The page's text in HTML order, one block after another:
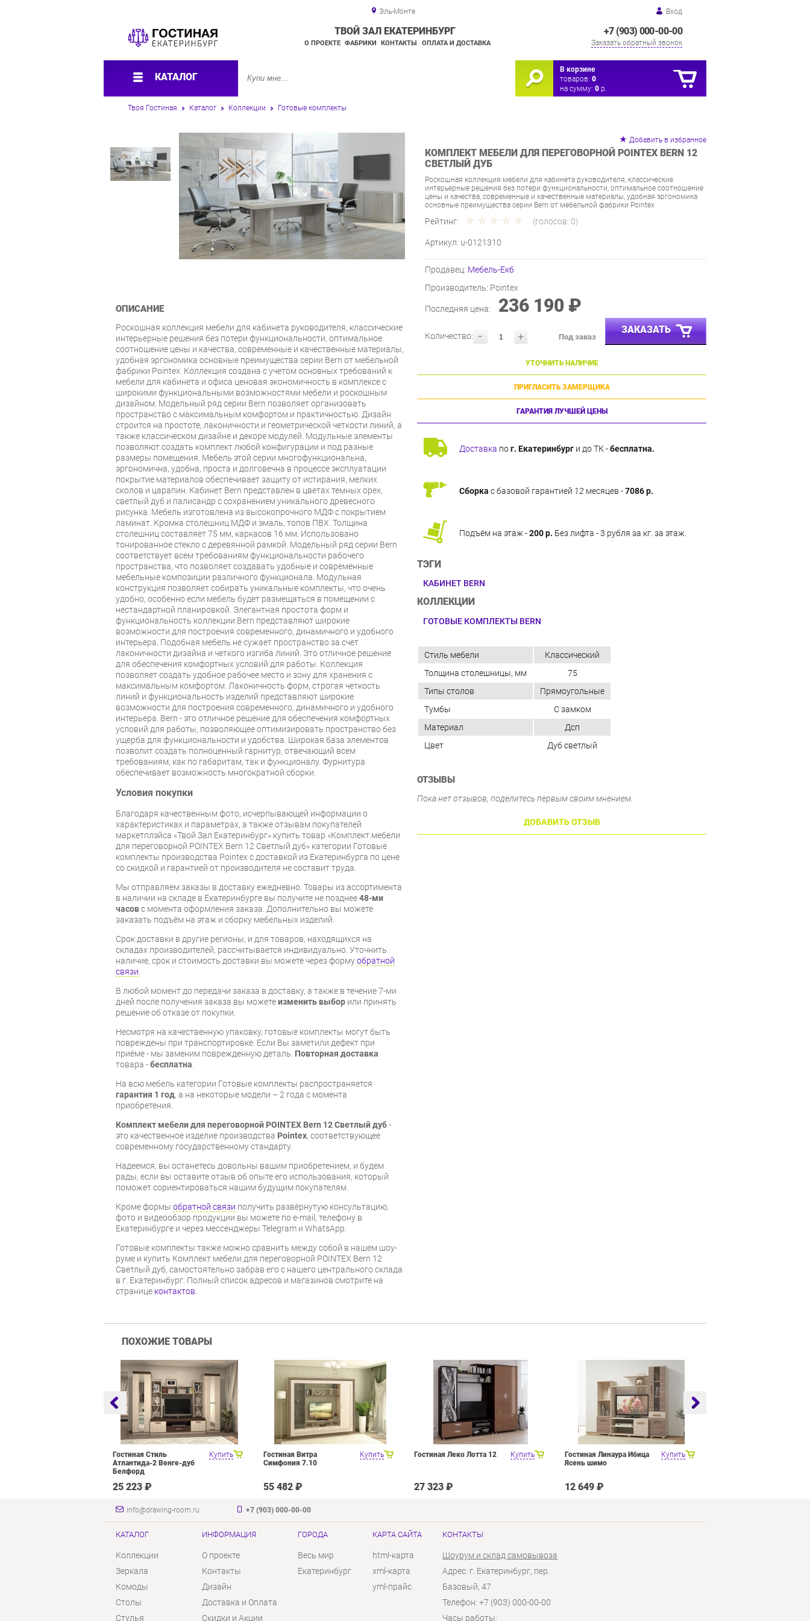
Эль-Монте Вход
+7 (903) 000-00-00
Заказать обратный звонок
ТВОЙ ЗАЛ ЕКАТЕРИНБУРГ
О ПРОЕКТЕ ФАБРИКИ КОНТАКТЫ ОПЛАТА И ДОСТАВКА
КАТАЛОГ
В корзине
товаров: 0
на сумму: 0 р.
Твоя Гостиная Каталог Коллекции Готовые комплекты
Добавить в избранное
КОМПЛЕКТ МЕБЕЛИ ДЛЯ ПЕРЕГОВОРНОЙ POINTEX BERN 12
СВЕТЛЫЙ ДУБ
Роскошная коллекция мебели для кабинета руководителя, классические
интерьерные решения без потери функциональности, оптимальное соотношение
цены и качества, современные и качественные материалы, удобная эргономика
основные преимущества серии Bern от мебельной фабрики Pointex
Рейтинг: (голосов: 0)
Артикул: u-0121310
Продавец: Мебель-Екб
Производитель: Pointex
Последняя цена: 236 190 ₽
- +
Количество: Под заказ
ЗАКАЗАТЬ
УТОЧНИТЬ НАЛИЧИЕ
ПРИГЛАСИТЬ ЗАМЕРЩИКА
ГАРАНТИЯ ЛУЧШЕЙ ЦЕНЫ
Доставка пог. Екатеринбург и до ТК -бесплатна.
Сборка с базовой гарантией 12 месяцев -7086 р.
Подъём на этаж -200 р. Без лифта - 3 рубля за кг. за этаж.
ТЭГИ
КАБИНЕТ BERN
КОЛЛЕКЦИИ
ГОТОВЫЕ КОМПЛЕКТЫ BERN
ОПИСАНИЕ
Роскошная коллекция мебели для кабинета руководителя, классические
интерьерные решения без потери функциональности, оптимальное
соотношение цены и качества, современные и качественные материалы,
удобная эргономика основные преимущества серии Bern от мебельной
фабрики Pointex. Коллекция создана с учетом основных требований к
мебели для кабинета и офиса ценовая экономичность в комплексе с
широкими функциональными возможностями мебели и роскошным
дизайном. Модельный ряд серии Bern позволяет организовать
пространство с максимальным комфортом и практичностью. Дизайн
строится на простоте, лаконичности и геометрической четкости линий, а
также классическом дизайне и декоре модулей. Модульные элементы
позволяют создать комплект любой конфигурации и под разные
размеры помещения. Мебель этой серии многофункциональна,
эргономична, удобна, проста и долговечна в процессе эксплуатации
покрытие материалов обеспечивает защиту от истирания, мелких
сколов и царапин. Кабинет Bern представлен в цветах темных орех,
светлый дуб и палисандр с сохранением уникального древесного
рисунка. Мебель изготовлена из высокопрочного МДФ с покрытием
ламинат. Кромка столешниц МДФ и эмаль, топов ПВХ. Толщина
столешниц составляет 75 мм, каркасов 16 мм. Использовано
тонированное стекло с деревянной рамкой. Модельный ряд серии Bern
соответствует всем требованиям функциональности рабочего
пространства, что позволяет создавать удобные и современные
мебельные композиции различного функционала. Модульная
конструкция позволяет собирать уникальные комплекты, что очень
удобно, особенно если мебель будет размещаться в помещении с
нестандартной планировкой. Элегантная простота форм и
функциональность коллекции Bern представляют широкие
возможности для построения современного, динамичного и удобного
интерьера. Подобная мебель не сужает пространство за счет
лаконичности дизайна и четкого изгиба линий. Это отличное решение
для обеспечения комфортных условий для работы. Коллекция
позволяет создать удобное рабочее место и зону для хранения с
максимальным комфортом. Лаконичность форм, строгая четкость
линий и функциональность изделий представляют широкие
возможности для построения современного, динамичного и удобного
интерьера. Bern - это отличное решение для обеспечения комфортных
условий для работы, позволяющее оптимизировать пространство без
ущерба для функциональности и удобства. Широкая база элементов
позволит создать полноценный гарнитур, отвечающий всем
требованиям, как по габаритам, так и функционалу. Фурнитура
обеспечивает возможность многократной сборки.
Условия покупки
Благодаря качественным фото, исчерпывающей информации о
характеристиках и параметрах, а также отзывам покупателей
маркетплэйса «Твой Зал Екатеринбург» купить товар «Комплект мебели
для переговорной POINTEX Bern 12 Светлый дуб» категории Готовые
комплекты производства Pointex с доставкой из Екатеринбурга по цене
со скидкой и гарантией от производителя не составит труда.
Мы отправляем заказы в доставку ежедневно. Товары из ассортимента
в наличии на складе в Екатеринбурге вы получите не позднее48-ми
часовс момента оформления заказа. Дополнительно вы можете
заказать подъём на этаж и сборку мебельных изделий.
Срок доставки в другие регионы, и для товаров, находящихся на
складах производителей, рассчитывается индивидуально. Уточнить
наличие, срок и стоимость доставки вы можете через формуобратной
связи.
В любой момент до передачи заказа в доставку, а также в течение 7-ми
дней после получения заказа вы можетеизменить выбор или принять
решение об отказе от покупки.
Несмотря на качественную упаковку, готовые комплекты могут быть
повреждены при транспортировке. Если Вы заметили дефект при
приёме - мы заменим поврежденную деталь. Повторная доставка
товара -бесплатна.
На всю мебель категории Готовые комплекты распространяется
гарантия 1 год, а на некоторые модели – 2 года с момента
приобретения.
Комплект мебели для переговорной POINTEX Bern 12 Светлый дуб-
это качественное изделие производства Pointex, соответствующее
современному государственному стандарту.
Надеемся, вы останетесь довольны вашим приобретением, и будем
рады, если вы оставите отзыв об опыте его использования, который
поможет сориентироваться нашим будущим покупателям.
Кроме формы обратной связи получить развёрнутую консультацию,
фото и видеообзор продукции вы можете по e-mail, телефону в
Екатеринбурге и через мессенджеры Telegram и WhatsApp.
Готовые комплекты также можно сравнить между собой в нашем шоу-
руме и купить Комплект мебели для переговорной POINTEX Bern 12
Светлый дуб, самостоятельно забрав его с нашего центрального склада
в г. Екатеринбург. Полный список адресов и магазинов смотрите на
странице контактов.
Стиль мебели
Классический
Толщина столешницы, мм
75
Типы столов
Прямоугольные
Тумбы
С замком
Материал
Дсп
Цвет
Дуб светлый
ОТЗЫВЫ
Пока нет отзывов, поделитесь первым своим мнением.
ДОБАВИТЬ ОТЗЫВ
ПОХОЖИЕ ТОВАРЫ
Купить
Гостиная Стиль
Атлантида-2 Венге-дуб
Белфорд
25 223 ₽
Купить
Гостиная Витра
Симфония 7.10
55 482 ₽
Купить
Гостиная Леко Лотта 12
27 323 ₽
Купить
Гостиная Линаура Ибица
Ясень шимо
12 649 ₽
info@drawing-room.ru +7 (903) 000-00-00
КАТАЛОГ
Коллекции
Зеркала
Комоды
Столы
Стулья
ИНФОРМАЦИЯ
О проекте
Контакты
Дизайн
Доставка и Оплата
Скидки и Акции
ГОРОДА
Весь мир
Екатеринбург
КАРТА САЙТА
html-карта
xml-карта
yml-прайс
КОНТАКТЫ
Шоурум и склад самовывоза
Адрес: г. Екатеринбург, пер.
Базовый, 47
Телефон: +7 (903) 000-00-00
Часы работы: